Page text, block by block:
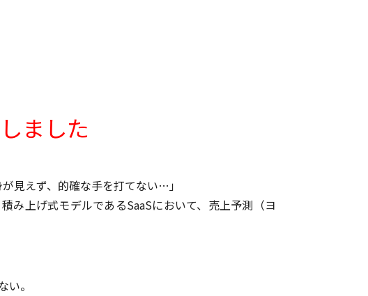
ました
見えず、的確な手を打てない…」
み上げ式モデルであるSaaSにおいて、売上予測（ヨ
。